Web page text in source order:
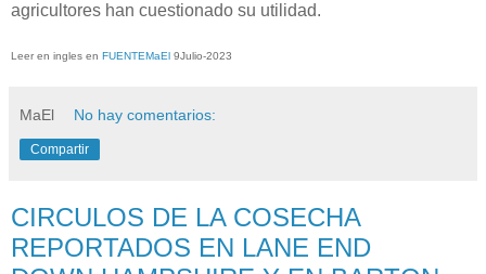
agricultores han cuestionado su utilidad.
Leer en ingles en FUENTEMaEl 9Julio-2023
MaEl No hay comentarios:
Compartir
CIRCULOS DE LA COSECHA
REPORTADOS EN LANE END